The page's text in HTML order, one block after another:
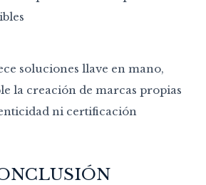
soluciones llave en mano,
la creación de marcas propias
ni certificación